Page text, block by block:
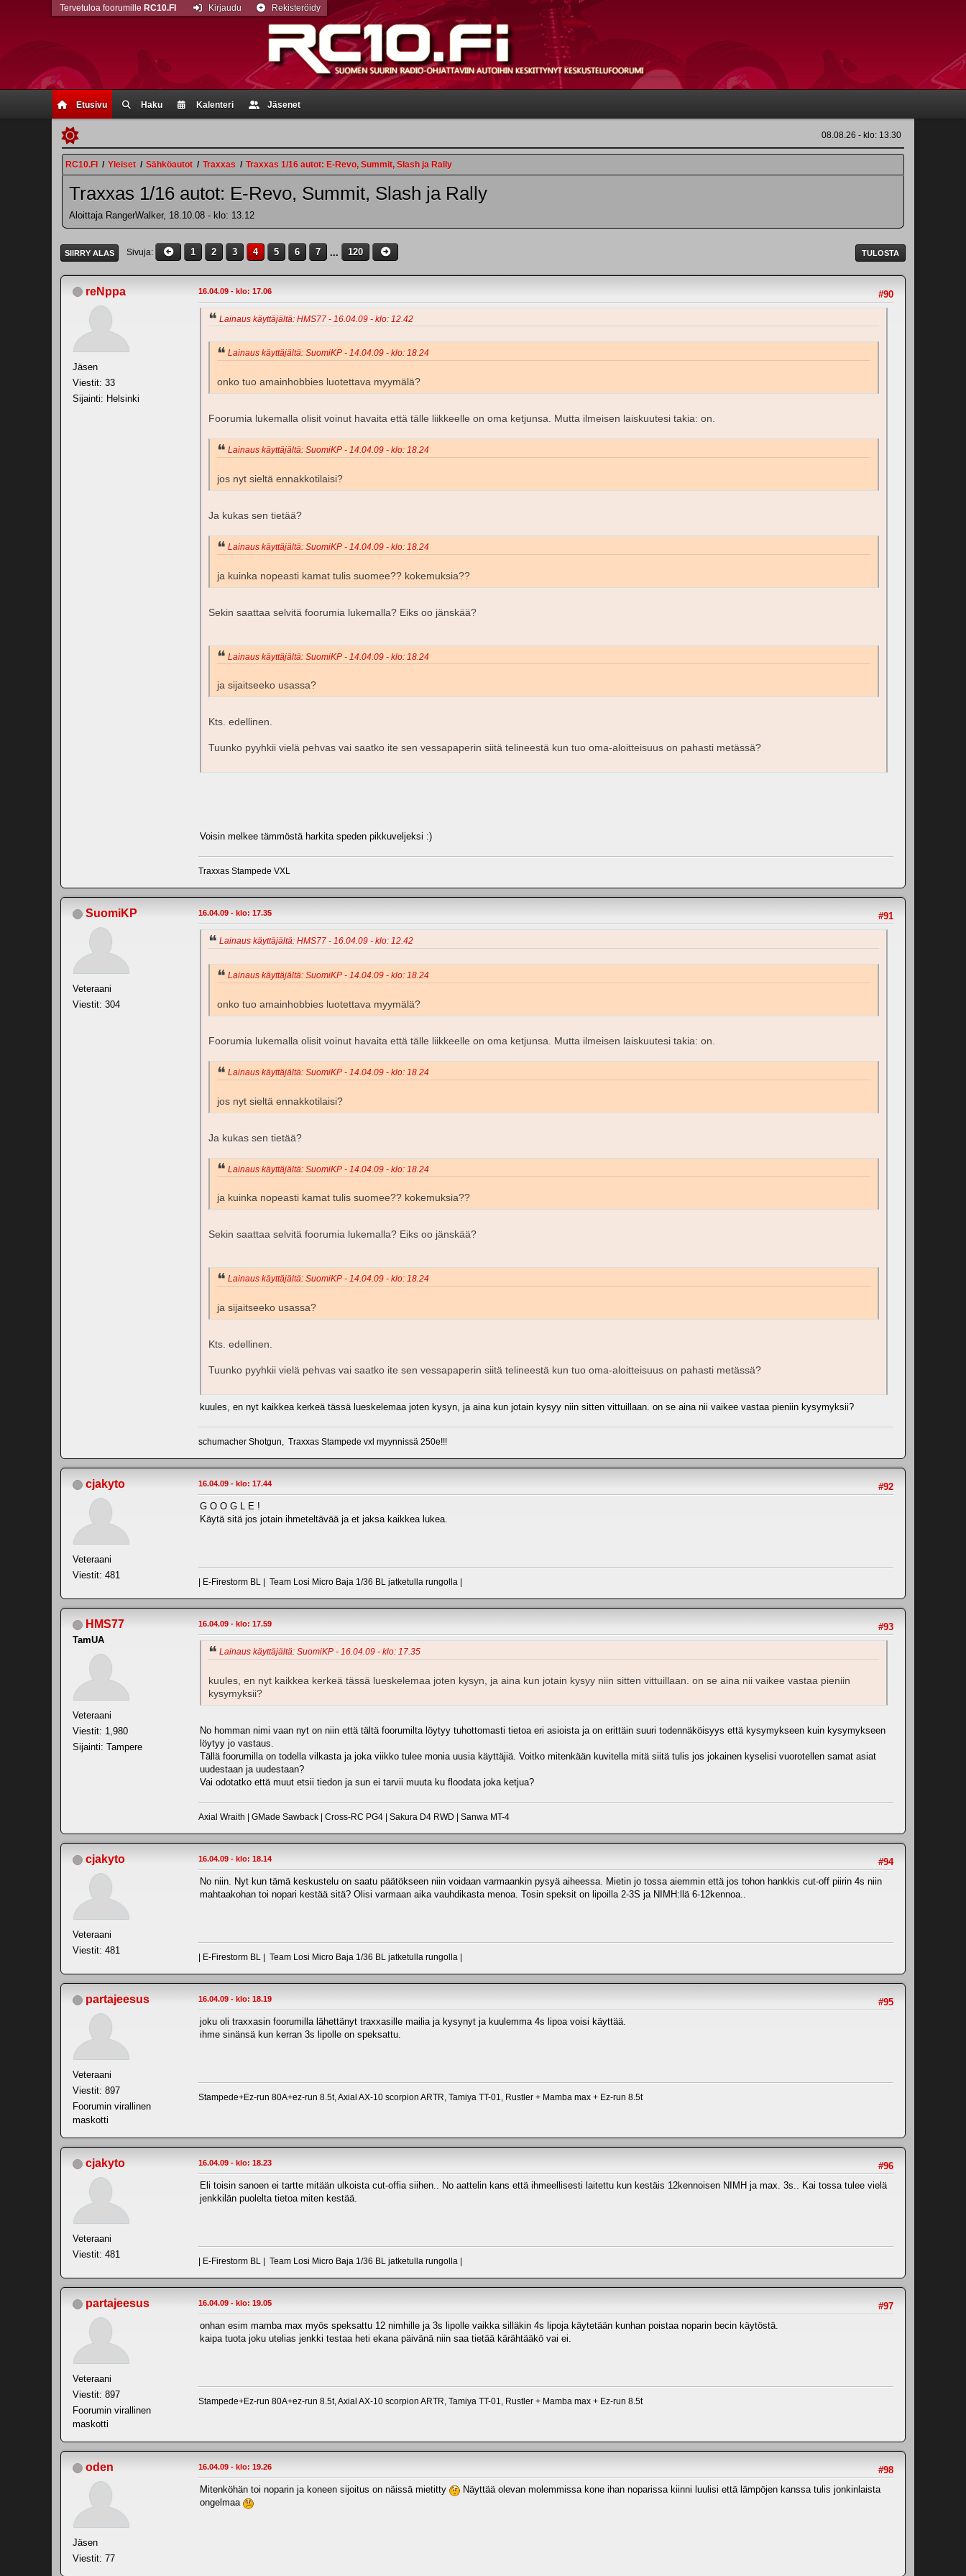
Etusivu Haku Kalenteri Jäsenet
Tervetuloa foorumille RC10.FI Kirjaudu Rekisteröidy
08.08.26 - klo: 13.30
RC10.FI / Yleiset / Sähköautot / Traxxas / Traxxas 1/16 autot: E-Revo, Summit, Slash ja Rally
Traxxas 1/16 autot: E-Revo, Summit, Slash ja Rally
Aloittaja RangerWalker, 18.10.08 - klo: 13.12
TULOSTA
SIIRRY ALAS Sivuja 1 2 3 4 5 6 7 ... 120
reNppa
Jäsen
Viestit: 33
Sijainti: Helsinki
#90
16.04.09 - klo: 17.06
Lainaus käyttäjältä: HMS77 - 16.04.09 - klo: 12.42
Lainaus käyttäjältä: SuomiKP - 14.04.09 - klo: 18.24
onko tuo amainhobbies luotettava myymälä?
Foorumia lukemalla olisit voinut havaita että tälle liikkeelle on oma ketjunsa. Mutta ilmeisen laiskuutesi takia: on.
Lainaus käyttäjältä: SuomiKP - 14.04.09 - klo: 18.24
jos nyt sieltä ennakkotilaisi?
Ja kukas sen tietää?
Lainaus käyttäjältä: SuomiKP - 14.04.09 - klo: 18.24
ja kuinka nopeasti kamat tulis suomee?? kokemuksia??
Sekin saattaa selvitä foorumia lukemalla? Eiks oo jänskää?
Lainaus käyttäjältä: SuomiKP - 14.04.09 - klo: 18.24
ja sijaitseeko usassa?
Kts. edellinen.
Tuunko pyyhkii vielä pehvas vai saatko ite sen vessapaperin siitä telineestä kun tuo oma-aloitteisuus on pahasti metässä?
Voisin melkee tämmöstä harkita speden pikkuveljeksi :)
Traxxas Stampede VXL
SuomiKP
Veteraani
Viestit: 304
#91
16.04.09 - klo: 17.35
Lainaus käyttäjältä: HMS77 - 16.04.09 - klo: 12.42
Lainaus käyttäjältä: SuomiKP - 14.04.09 - klo: 18.24
onko tuo amainhobbies luotettava myymälä?
Foorumia lukemalla olisit voinut havaita että tälle liikkeelle on oma ketjunsa. Mutta ilmeisen laiskuutesi takia: on.
Lainaus käyttäjältä: SuomiKP - 14.04.09 - klo: 18.24
jos nyt sieltä ennakkotilaisi?
Ja kukas sen tietää?
Lainaus käyttäjältä: SuomiKP - 14.04.09 - klo: 18.24
ja kuinka nopeasti kamat tulis suomee?? kokemuksia??
Sekin saattaa selvitä foorumia lukemalla? Eiks oo jänskää?
Lainaus käyttäjältä: SuomiKP - 14.04.09 - klo: 18.24
ja sijaitseeko usassa?
Kts. edellinen.
Tuunko pyyhkii vielä pehvas vai saatko ite sen vessapaperin siitä telineestä kun tuo oma-aloitteisuus on pahasti metässä?
kuules, en nyt kaikkea kerkeä tässä lueskelemaa joten kysyn, ja aina kun jotain kysyy niin sitten vittuillaan. on se aina nii vaikee vastaa pieniin kysymyksii?
schumacher Shotgun, Traxxas Stampede vxl myynnissä 250e!!!
cjakyto
Veteraani
Viestit: 481
#92
16.04.09 - klo: 17.44
G O O G L E !
Käytä sitä jos jotain ihmeteltävää ja et jaksa kaikkea lukea.
| E-Firestorm BL | Team Losi Micro Baja 1/36 BL jatketulla rungolla |
HMS77
TamUA
Veteraani
Viestit: 1,980
Sijainti: Tampere
#93
16.04.09 - klo: 17.59
Lainaus käyttäjältä: SuomiKP - 16.04.09 - klo: 17.35
kuules, en nyt kaikkea kerkeä tässä lueskelemaa joten kysyn, ja aina kun jotain kysyy niin sitten vittuillaan. on se aina nii vaikee vastaa pieniin
kysymyksii?
No homman nimi vaan nyt on niin että tältä foorumilta löytyy tuhottomasti tietoa eri asioista ja on erittäin suuri todennäköisyys että kysymykseen kuin kysymykseen
löytyy jo vastaus.
Tällä foorumilla on todella vilkasta ja joka viikko tulee monia uusia käyttäjiä. Voitko mitenkään kuvitella mitä siitä tulis jos jokainen kyselisi vuorotellen samat asiat
uudestaan ja uudestaan?
Vai odotatko että muut etsii tiedon ja sun ei tarvii muuta ku floodata joka ketjua?
Axial Wraith | GMade Sawback | Cross-RC PG4 | Sakura D4 RWD | Sanwa MT-4
cjakyto
Veteraani
Viestit: 481
#94
16.04.09 - klo: 18.14
No niin. Nyt kun tämä keskustelu on saatu päätökseen niin voidaan varmaankin pysyä aiheessa. Mietin jo tossa aiemmin että jos tohon hankkis cut-off piirin 4s niin
mahtaakohan toi nopari kestää sitä? Olisi varmaan aika vauhdikasta menoa. Tosin speksit on lipoilla 2-3S ja NIMH:llä 6-12kennoa..
| E-Firestorm BL | Team Losi Micro Baja 1/36 BL jatketulla rungolla |
partajeesus
Veteraani
Viestit: 897
Foorumin virallinen
maskotti
#95
16.04.09 - klo: 18.19
joku oli traxxasin foorumilla lähettänyt traxxasille mailia ja kysynyt ja kuulemma 4s lipoa voisi käyttää.
ihme sinänsä kun kerran 3s lipolle on speksattu.
Stampede+Ez-run 80A+ez-run 8.5t, Axial AX-10 scorpion ARTR, Tamiya TT-01, Rustler + Mamba max + Ez-run 8.5t
cjakyto
Veteraani
Viestit: 481
#96
16.04.09 - klo: 18.23
Eli toisin sanoen ei tartte mitään ulkoista cut-offia siihen.. No aattelin kans että ihmeellisesti laitettu kun kestäis 12kennoisen NIMH ja max. 3s.. Kai tossa tulee vielä
jenkkilän puolelta tietoa miten kestää.
| E-Firestorm BL | Team Losi Micro Baja 1/36 BL jatketulla rungolla |
partajeesus
Veteraani
Viestit: 897
Foorumin virallinen
maskotti
#97
16.04.09 - klo: 19.05
onhan esim mamba max myös speksattu 12 nimhille ja 3s lipolle vaikka silläkin 4s lipoja käytetään kunhan poistaa noparin becin käytöstä.
kaipa tuota joku utelias jenkki testaa heti ekana päivänä niin saa tietää kärähtääkö vai ei.
Stampede+Ez-run 80A+ez-run 8.5t, Axial AX-10 scorpion ARTR, Tamiya TT-01, Rustler + Mamba max + Ez-run 8.5t
oden
Jäsen
Viestit: 77
#98
16.04.09 - klo: 19.26
Mitenköhän toi noparin ja koneen sijoitus on näissä mietitty
Näyttää olevan molemmissa kone ihan noparissa kiinni luulisi että lämpöjen kanssa tulis jonkinlaista
ongelmaa